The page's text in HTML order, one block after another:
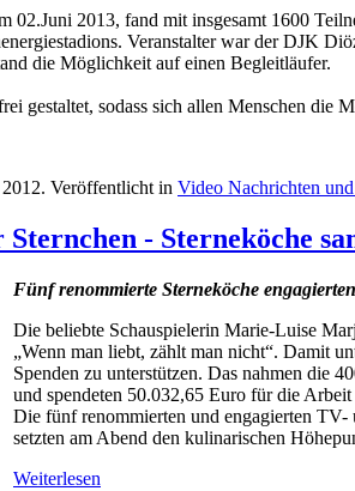
02.Juni 2013, fand mit insgesamt 1600
Veranstalter war der DJK
die Möglichkeit auf einen Begleitläufer.
gestaltet, sodass sich allen Menschen
. Veröffentlicht in Video Nachrichten
- Sterneköche
Fünf renommierte Sterneköche
Die beliebte Schauspielerin Marie-Luise
„Wenn man liebt, zählt man nicht“. Damit
Spenden zu unterstützen. Das nahmen die
und spendeten 50.032,65 Euro für die Arbeit
Die fünf renommierten und engagierten
setzten am Abend den kulinarischen
Weiterlesen